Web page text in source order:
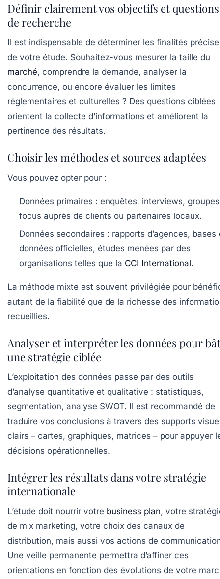
Définir clairement vos objectifs et questions
de recherche
Il est indispensable de déterminer les finalités
de votre étude. Souhaitez-vous mesurer la taille du
marché, comprendre la demande, analyser la
concurrence, ou encore évaluer les limites
réglementaires et culturelles ? Des questions ciblées
orientent la collecte d’informations et améliorent la
pertinence des résultats.
Choisir les méthodes et sources adaptées
Vous pouvez opter pour :
Données primaires : enquêtes, interviews, groupes
focus auprès de clients ou partenaires locaux.
Données secondaires : rapports d’agences, bases
données officielles, études menées par des
organisations telles que la CCI International.
La méthode mixte est souvent privilégiée pour
autant de la fiabilité que de la richesse des
recueillies.
Analyser et interpréter les données pour
une stratégie ciblée
L’exploitation des données passe par des outils
d’analyse quantitative et qualitative : statistiques,
segmentation, analyse SWOT. Il est recommandé de
traduire vos conclusions à travers des supports
clairs – cartes, graphiques, matrices – pour appuyer
décisions opérationnelles.
Intégrer les résultats dans votre stratégie
internationale
L’étude doit nourrir votre business plan, votre
de mix marketing, votre choix des canaux de
distribution, mais aussi vos actions de
Une veille permanente permettra d’affiner ces
orientations en fonction des évolutions de votre